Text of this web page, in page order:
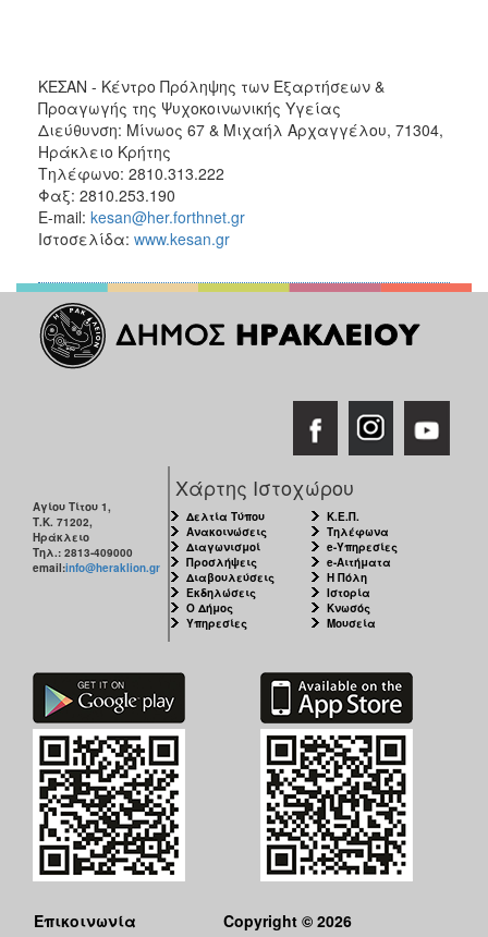
ΚΕΣΑΝ - Κέντρο Πρόληψης των Εξαρτήσεων &
Προαγωγής της Ψυχοκοινωνικής Υγείας
Διεύθυνση: Μίνωος 67 & Μιχαήλ Αρχαγγέλου, 71304,
Ηράκλειο Κρήτης
Τηλέφωνο: 2810.313.222
Φαξ: 2810.253.190
E-mail: kesan@her.forthnet.gr
Ιστοσελίδα: www.kesan.gr
Αγίου Τίτου 1,
Τ.Κ. 71202,
Ηράκλειο
Τηλ.: 2813-409000
email:info@heraklion.gr
Χάρτης Ιστοχώρου
Δελτία Τύπου
Ανακοινώσεις
Διαγωνισμοί
Προσλήψεις
Διαβουλεύσεις
Εκδηλώσεις
Ο Δήμος
Υπηρεσίες
Κ.Ε.Π.
Τηλέφωνα
e-Υπηρεσίες
e-Αιτήματα
Η Πόλη
Ιστορία
Κνωσός
Μουσεία
Επικοινωνία Copyright © 2026